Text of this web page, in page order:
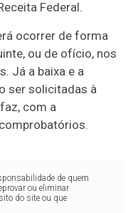
Federal.
ocorrer de forma
ou de ofício, nos
Já a baixa e a
ser solicitadas à
com a
de quem
ou eliminar
do site ou que